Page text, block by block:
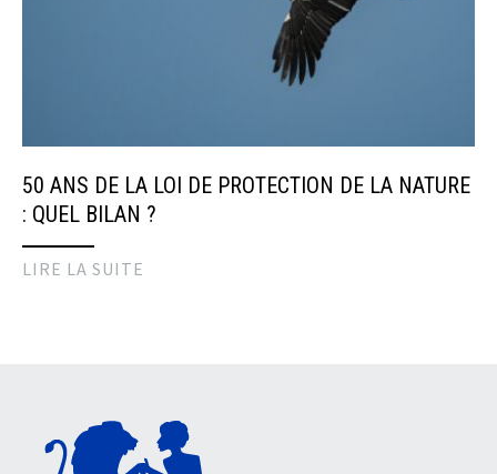
50 ANS DE LA LOI DE PROTECTION DE LA NATURE
: QUEL BILAN ?
LIRE LA SUITE